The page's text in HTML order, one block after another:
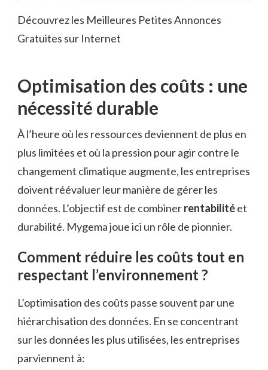
Découvrez les Meilleures Petites Annonces
Gratuites sur Internet
Optimisation des coûts : une
nécessité durable
À l’heure où les ressources deviennent de plus en
plus limitées et où la pression pour agir contre le
changement climatique augmente, les entreprises
doivent réévaluer leur manière de gérer les
données. L’objectif est de combinerrentabilitéet
durabilité. Mygema joue ici un rôle de pionnier.
Comment réduire les coûts tout en
respectant l’environnement ?
L’optimisation des coûts passe souvent par une
hiérarchisation des données. En se concentrant
sur les données les plus utilisées, les entreprises
parviennent à: